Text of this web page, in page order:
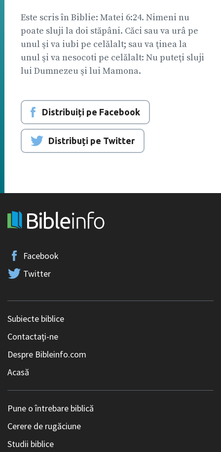
Este scris în Biblie: Matei 6:24. Nimeni nu
poate sluji la doi stăpâni. Căci sau va urâ pe
unul şi va iubi pe celălalt; sau va ţinea la
unul şi va nesocoti pe celălalt: Nu puteţi sluji
lui Dumnezeu şi lui Mamona.
Distribuiți pe Facebook
Distribuți pe Twitter
Facebook
Twitter
Subiecte biblice
Contactaţi-ne
Despre Bibleinfo.com
Acasă
Pune o întrebare biblică
Cerere de rugăciune
Studii biblice